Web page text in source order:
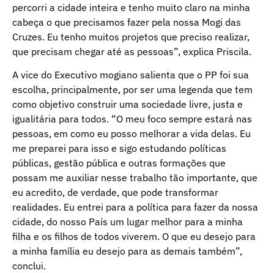
percorri a cidade inteira e tenho muito claro na minha
cabeça o que precisamos fazer pela nossa Mogi das
Cruzes. Eu tenho muitos projetos que preciso realizar,
que precisam chegar até as pessoas”, explica Priscila.
A vice do Executivo mogiano salienta que o PP foi sua
escolha, principalmente, por ser uma legenda que tem
como objetivo construir uma sociedade livre, justa e
igualitária para todos. “O meu foco sempre estará nas
pessoas, em como eu posso melhorar a vida delas. Eu
me preparei para isso e sigo estudando políticas
públicas, gestão pública e outras formações que
possam me auxiliar nesse trabalho tão importante, que
eu acredito, de verdade, que pode transformar
realidades. Eu entrei para a política para fazer da nossa
cidade, do nosso País um lugar melhor para a minha
filha e os filhos de todos viverem. O que eu desejo para
a minha família eu desejo para as demais também”,
conclui.